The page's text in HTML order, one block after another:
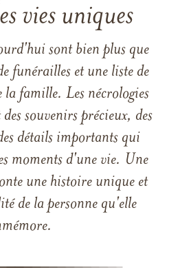
vies uniques
sont bien plus que
funérailles et une liste de
la famille. Les nécrologies
souvenirs précieux, des
détails importants qui
moments d'une vie. Une
une histoire unique et
de la personne qu'elle